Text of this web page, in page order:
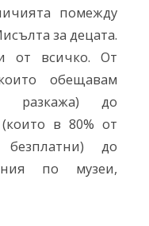
помежду
за децата.
от всичко. От
обещавам
разкажа) до
в 80% от
до
по музеи,